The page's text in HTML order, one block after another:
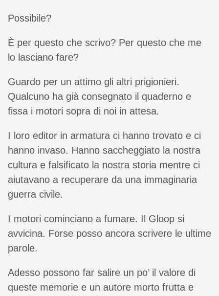
Possibile?
È per questo che scrivo? Per questo che me
lo lasciano fare?
Guardo per un attimo gli altri prigionieri.
Qualcuno ha già consegnato il quaderno e
fissa i motori sopra di noi in attesa.
I loro editor in armatura ci hanno trovato e ci
hanno invaso. Hanno saccheggiato la nostra
cultura e falsificato la nostra storia mentre ci
aiutavano a recuperare da una immaginaria
guerra civile.
I motori cominciano a fumare. Il Gloop si
avvicina. Forse posso ancora scrivere le ultime
parole.
Adesso possono far salire un po’ il valore di
queste memorie e un autore morto frutta e